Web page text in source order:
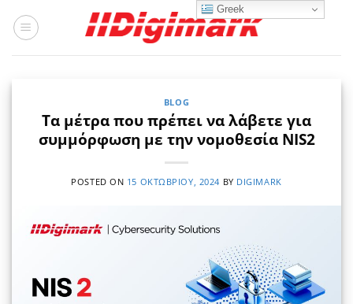
στο
BLOG
Τα μέτρα που πρέπει να λάβετε για
συμμόρφωση με την νομοθεσία NIS2
POSTED ON 15 ΟΚΤΩΒΡΊΟΥ, 2024 BY DIGIMARK
Greek